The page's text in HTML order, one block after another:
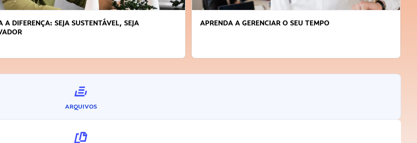
A DIFERENÇA: SEJA SUSTENTÁVEL, SEJA
APRENDA A GERENCIAR O SEU TEMPO
ARQUIVOS